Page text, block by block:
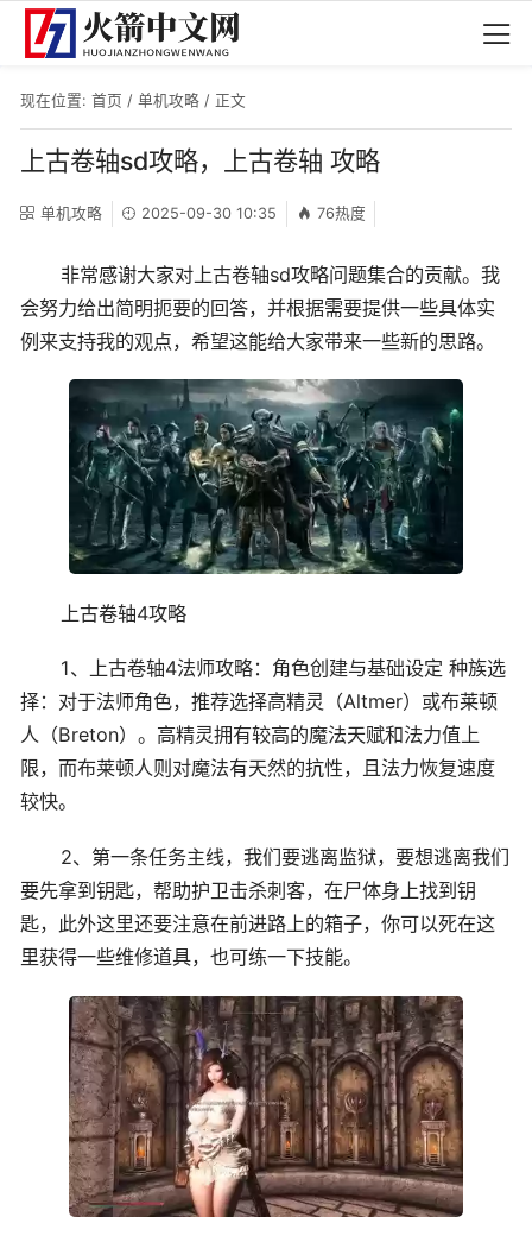
现在位置: 首页 / 单机攻略 / 正文
上古卷轴sd攻略，上古卷轴 攻略
单机攻略 2025-09-30 10:35 76热度
非常感谢大家对上古卷轴sd攻略问题集合的贡献。我
会努力给出简明扼要的回答，并根据需要提供一些具体实
例来支持我的观点，希望这能给大家带来一些新的思路。
上古卷轴4攻略
1、上古卷轴4法师攻略：角色创建与基础设定 种族选
择：对于法师角色，推荐选择高精灵（Altmer）或布莱顿
人（Breton）。高精灵拥有较高的魔法天赋和法力值上
限，而布莱顿人则对魔法有天然的抗性，且法力恢复速度
较快。
2、第一条任务主线，我们要逃离监狱，要想逃离我们
要先拿到钥匙，帮助护卫击杀刺客，在尸体身上找到钥
匙，此外这里还要注意在前进路上的箱子，你可以死在这
里获得一些维修道具，也可练一下技能。